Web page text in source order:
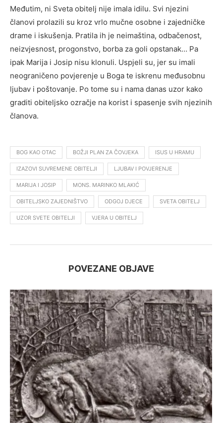
Međutim, ni Sveta obitelj nije imala idilu. Svi njezini
članovi prolazili su kroz vrlo mučne osobne i zajedničke
drame i iskušenja. Pratila ih je neimaština, odbačenost,
neizvjesnost, progonstvo, borba za goli opstanak… Pa
ipak Marija i Josip nisu klonuli. Uspjeli su, jer su imali
neograničeno povjerenje u Boga te iskrenu međusobnu
ljubav i poštovanje. Po tome su i nama danas uzor kako
graditi obiteljsko ozračje na korist i spasenje svih njezinih
članova.
BOG KAO OTAC BOŽJI PLAN ZA ČOVJEKA ISUS U HRAMU
IZAZOVI SUVREMENE OBITELJI LJUBAV I POVJERENJE
MARIJA I JOSIP MONS. MARINKO MLAKIĆ
OBITELJSKO ZAJEDNIŠTVO ODGOJ DJECE SVETA OBITELJ
UZOR SVETE OBITELJI VJERA U OBITELJ
POVEZANE OBJAVE